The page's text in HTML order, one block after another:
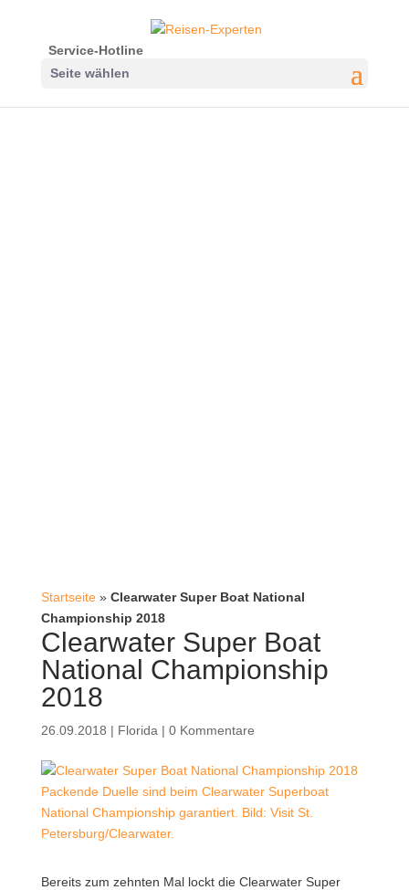
Service-Hotline
Seite wählen
Startseite» Clearwater Super Boat National
Championship 2018
Clearwater Super Boat
National Championship
2018
26.09.2018 | Florida | 0 Kommentare
Packende Duelle sind beim Clearwater Superboat
National Championship garantiert. Bild: Visit St.
Petersburg/Clearwater.
Bereits zum zehnten Mal lockt die Clearwater Super